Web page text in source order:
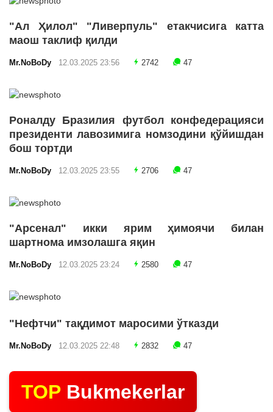
"Ал Ҳилол" "Ливерпуль" етакчисига катта
маош таклиф қилди
Mr.NoBoDy 12.03.2025 23:56 2742 47
Роналду Бразилия футбол конфедерацияси
президенти лавозимига номзодини қўйишдан
бош тортди
Mr.NoBoDy 12.03.2025 23:55 2706 47
"Арсенал" икки ярим ҳимоячи билан
шартнома имзолашга яқин
Mr.NoBoDy 12.03.2025 23:24 2580 47
"Нефтчи" тақдимот маросими ўтказди
Mr.NoBoDy 12.03.2025 22:48 2832 47
TOP Bukmekerlar